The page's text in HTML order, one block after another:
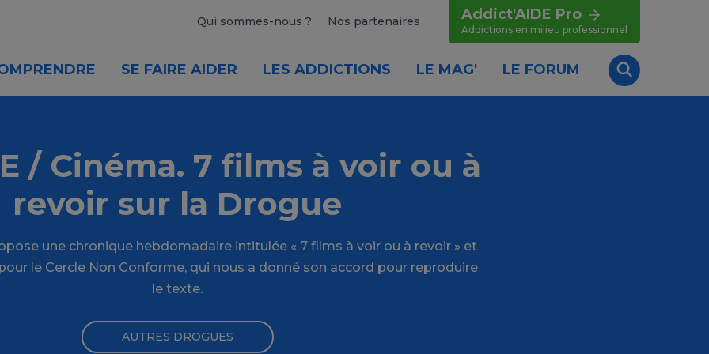
Qui sommes-nous ? Nos partenaires Addict'AIDE Pro
Addictions en milieu professionnel
SE FAIRE AIDER LES ADDICTIONS LE MAG' LE FORUM
Recherche
/ Cinéma. 7 films à voir ou à
revoir sur la Drogue
une chronique hebdomadaire intitulée « 7 films à voir ou à revoir » et
le Cercle Non Conforme, qui nous a donné son accord pour reproduire
le texte.
AUTRES DROGUES